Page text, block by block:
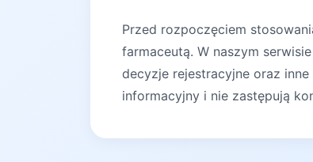
Przed rozpoczęciem
farmaceutą. W naszym
decyzje rejestracyjne oraz
informacyjny i nie zastępują